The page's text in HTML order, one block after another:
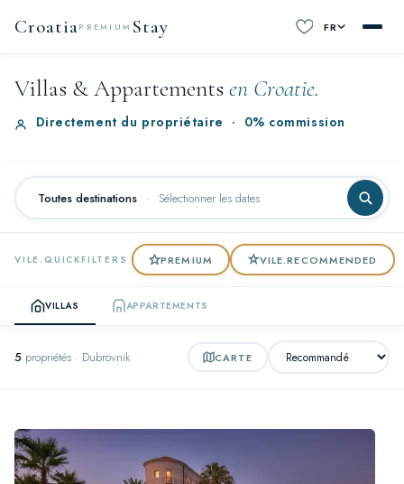
CroatiaPREMIUM Stay FR
Villas & Appartementsen Croatie.
Directement du propriétaire · 0% commission
Toutes destinations · Sélectionner les dates
VILE.QUICKFILTERS PREMIUM VILE.RECOMMENDED
VILLAS APPARTEMENTS
5 propriétés · Dubrovnik CARTE